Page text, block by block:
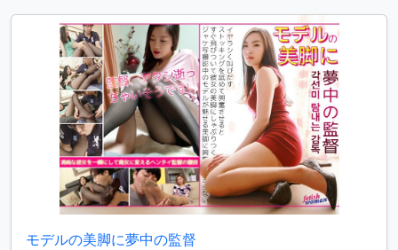
モデルの美脚に夢中の監督